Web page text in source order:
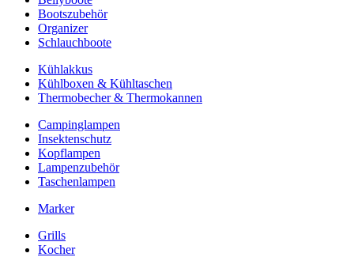
Bootszubehör
Organizer
Schlauchboote
Kühlakkus
Kühlboxen & Kühltaschen
Thermobecher & Thermokannen
Campinglampen
Insektenschutz
Kopflampen
Lampenzubehör
Taschenlampen
Marker
Grills
Kocher